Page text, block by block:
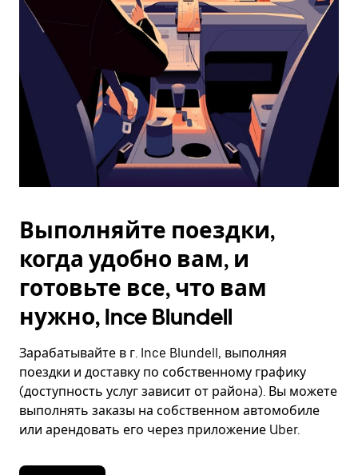
Выполняйте поездки,
когда удобно вам, и
готовьте все, что вам
нужно, Ince Blundell
Зарабатывайте в г. Ince Blundell, выполняя
поездки и доставку по собственному графику
(доступность услуг зависит от района). Вы можете
выполнять заказы на собственном автомобиле
или арендовать его через приложение Uber.